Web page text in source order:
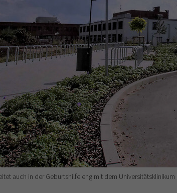
auch in der Geburtshilfe eng mit dem